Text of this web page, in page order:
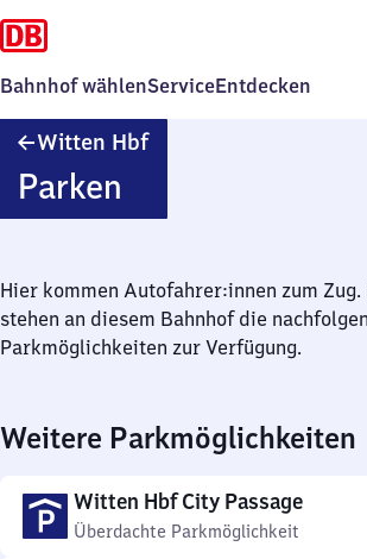
Bahnhof wählenServiceEntdecken
Witten HbfWitten
Parken
Hier kommen Autofahrer:innen zum
stehen an diesem Bahnhof die
Parkmöglichkeiten zur Verfügung.
Weitere Parkmöglichkeiten
Witten Hbf City Passage
Überdachte Parkmöglichkeit